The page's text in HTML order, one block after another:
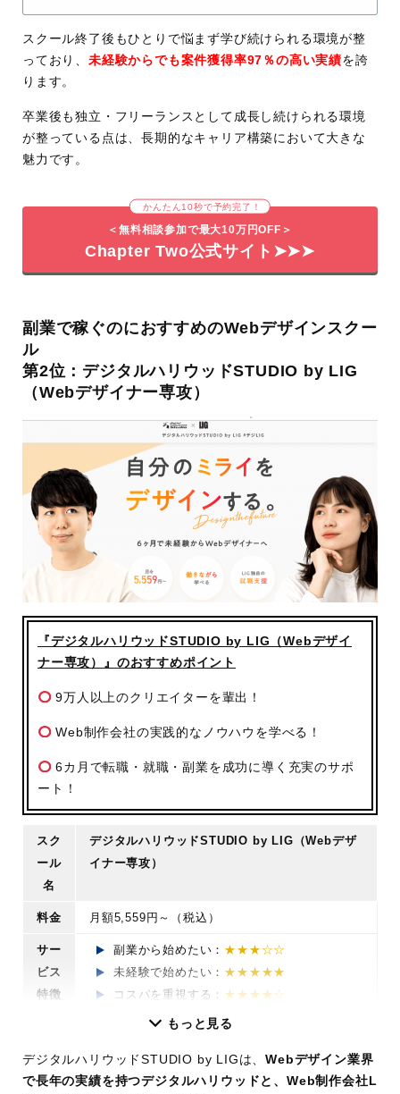
スクール終了後もひとりで悩まず学び続けられる環境が整
っており、 未経験からでも案件獲得率97％の高い実績を誇
ります。
卒業後も独立・フリーランスとして成長し続けられる環境
が整っている点は、長期的なキャリア構築において大きな
魅力です。
かんたん10秒で予約完了！
＜無料相談参加で最大10万円OFF＞
Chapter Two公式サイト➤➤➤
副業で稼ぐのにおすすめのWebデザインスクー
ル
第2位：デジタルハリウッドSTUDIO by LIG
（Webデザイナー専攻）
『デジタルハリウッドSTUDIO by LIG（Webデザイ
ナー専攻）』のおすすめポイント
9万人以上のクリエイターを輩出！
Web制作会社の実践的なノウハウを学べる！
6カ月で転職・就職・副業を成功に導く充実のサポ
ート！
スク
ール
名
デジタルハリウッドSTUDIO by LIG（Webデザ
イナー専攻）
料金 月額5,559円～（税込）
サー
ビス
特徴
副業から始めたい： ★★★☆☆
未経験で始めたい： ★★★★★
コスパを重視する： ★★★★☆
講座
詳細非公開
もっと見る
デジタルハリウッドSTUDIO by LIGは、Webデザイン業界
で長年の実績を持つデジタルハリウッドと、Web制作会社L